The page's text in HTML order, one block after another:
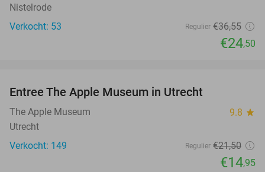
Nistelrode
Verkocht: 53
Regulier €36,55
€24,50
TODAY
Entree The Apple Museum in Utrecht
The Apple Museum 9.8 star
Utrecht
Verkocht: 149
Regulier €21,50
€14,95